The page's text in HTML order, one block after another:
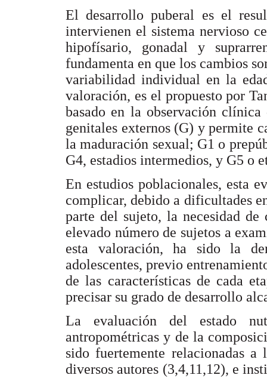
El desarrollo puberal es el
intervienen el sistema nervioso
hipofísario, gonadal y
fundamenta en que los cambios
variabilidad individual en la
valoración, es el propuesto por
basado en la observación
genitales externos (G) y permite
la maduración sexual; G1 o
G4, estadios intermedios, y G5 o
En estudios poblacionales, esta
complicar, debido a dificultades
parte del sujeto, la necesidad
elevado número de sujetos a
esta valoración, ha sido la
adolescentes, previo
de las características de cada
precisar su grado de desarrollo
La evaluación del estado
antropométricas y de la
sido fuertemente relacionadas
diversos autores (3,4,11,12), e